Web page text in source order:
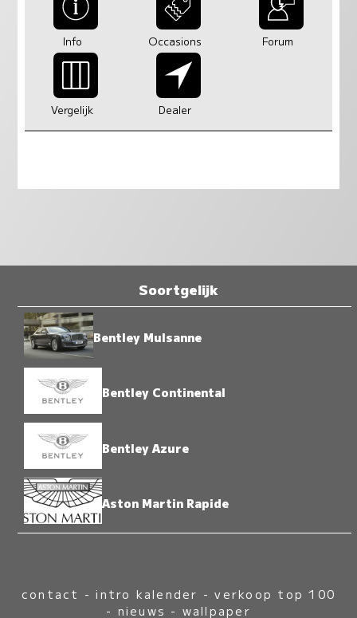
Info Occasions Forum
Vergelijk Dealer
Soortgelijk
Bentley Mulsanne
Bentley Continental
Bentley Azure
Aston Martin Rapide
contact -intro kalender -verkoop top 100
- nieuws - wallpaper